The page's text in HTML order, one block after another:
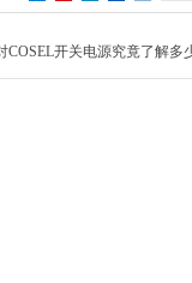
COSEL开关电源究竟了解多